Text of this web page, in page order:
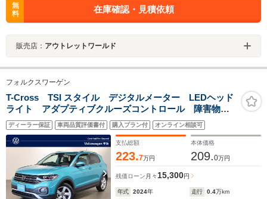
無
料
在庫確認・見積依頼
販売店： アウトレットワールド
フォルクスワーゲン
T-Cross TSI スタイル デジタルメーター LEDヘッド
ライト アダプティブクルーズコントロール 障害物セ
ンサー 後方死角検知機能付 オートライト 純正アル
ミホイール Discover Proパッケージ
ディーラー保証 車両品質評価書付 購入プラン付 オンライン相談可
支払総額
223.7万円
本体価格
209.0万円
残価ローン 月々 15,300円
年式 2024年 走行 0.4万km